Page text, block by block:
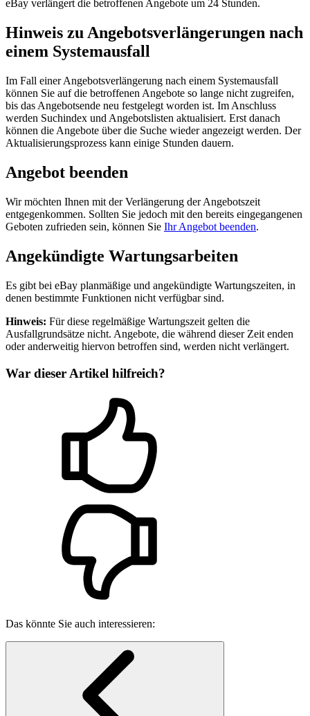
eBay verlängert die betroffenen Angebote um 24 Stunden.
Hinweis zu Angebotsverlängerungen nach
einem Systemausfall
Im Fall einer Angebotsverlängerung nach einem Systemausfall
können Sie auf die betroffenen Angebote so lange nicht zugreifen,
bis das Angebotsende neu festgelegt worden ist. Im Anschluss
werden Suchindex und Angebotslisten aktualisiert. Erst danach
können die Angebote über die Suche wieder angezeigt werden. Der
Aktualisierungsprozess kann einige Stunden dauern.
Angebot beenden
Wir möchten Ihnen mit der Verlängerung der Angebotszeit
entgegenkommen. Sollten Sie jedoch mit den bereits eingegangenen
Geboten zufrieden sein, können Sie Ihr Angebot beenden.
Angekündigte Wartungsarbeiten
Es gibt bei eBay planmäßige und angekündigte Wartungszeiten, in
denen bestimmte Funktionen nicht verfügbar sind.
Hinweis: Für diese regelmäßige Wartungszeit gelten die
Ausfallgrundsätze nicht. Angebote, die während dieser Zeit enden
oder anderweitig hiervon betroffen sind, werden nicht verlängert.
War dieser Artikel hilfreich?
Das könnte Sie auch interessieren: